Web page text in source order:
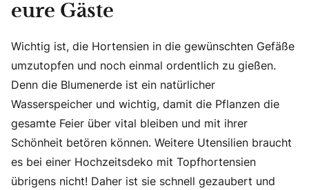
eure Gäste
Wichtig ist, die Hortensien in die gewünschten Gefäße
umzutopfen und noch einmal ordentlich zu gießen.
Denn die Blumenerde ist ein natürlicher
Wasserspeicher und wichtig, damit die Pflanzen die
gesamte Feier über vital bleiben und mit ihrer
Schönheit betören können. Weitere Utensilien braucht
es bei einer Hochzeitsdeko mit Topfhortensien
übrigens nicht! Daher ist sie schnell gezaubert und